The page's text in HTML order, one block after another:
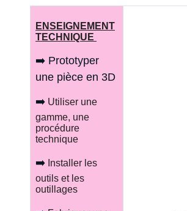
ENSEIGNEMENT
TECHNIQUE
➡️ Prototyper
une pièce en 3D
➡️ Utiliser une
gamme, une
procédure
technique
➡️ Installer les
outils et les
outillages